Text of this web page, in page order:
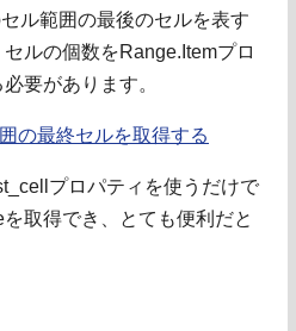
ル範囲の最後のセルを表す
ルの個数をRange.Itemプロ
要があります。
の最終セルを取得する
プロパティを使うだけで
取得でき、とても便利だと